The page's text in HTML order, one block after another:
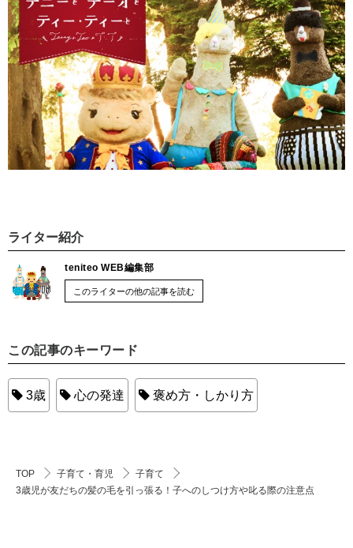
ライター紹介
teniteo WEB編集部
このライターの他の記事を読む
この記事のキーワード
3歳 心の発達 褒め方・しかり方
TOP 子育て・育児
子育て
3歳児が友だちの髪の毛を引っ張る！子へのしつけ方や叱る際の注意点